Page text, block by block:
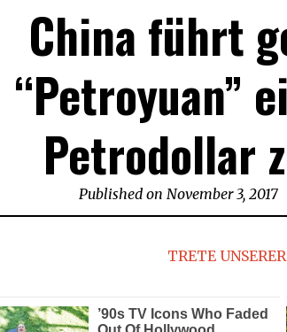
China führt
“Petroyuan”
Petrodollar
Published on November 3, 2017
7,
TRETE